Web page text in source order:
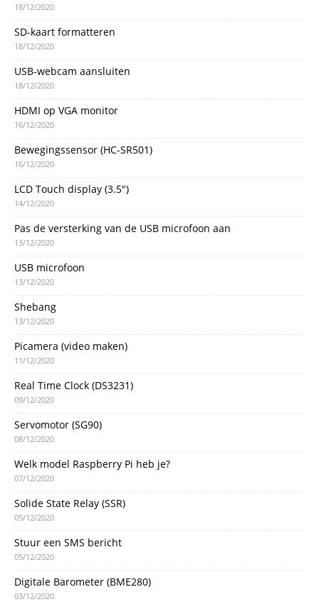
18/12/2020
SD-kaart formatteren
18/12/2020
USB-webcam aansluiten
18/12/2020
HDMI op VGA monitor
16/12/2020
Bewegingssensor (HC-SR501)
16/12/2020
LCD Touch display (3.5″)
14/12/2020
Pas de versterking van de USB microfoon aan
13/12/2020
USB microfoon
13/12/2020
Shebang
13/12/2020
Picamera (video maken)
11/12/2020
Real Time Clock (DS3231)
09/12/2020
Servomotor (SG90)
08/12/2020
Welk model Raspberry Pi heb je?
07/12/2020
Solide State Relay (SSR)
05/12/2020
Stuur een SMS bericht
05/12/2020
Digitale Barometer (BME280)
03/12/2020